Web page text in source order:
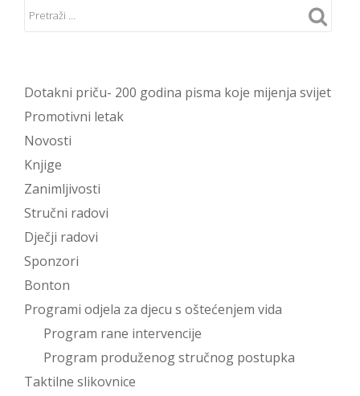
Dotakni priču- 200 godina pisma koje mijenja svijet
Promotivni letak
Novosti
Knjige
Zanimljivosti
Stručni radovi
Dječji radovi
Sponzori
Bonton
Programi odjela za djecu s oštećenjem vida
Program rane intervencije
Program produženog stručnog postupka
Taktilne slikovnice